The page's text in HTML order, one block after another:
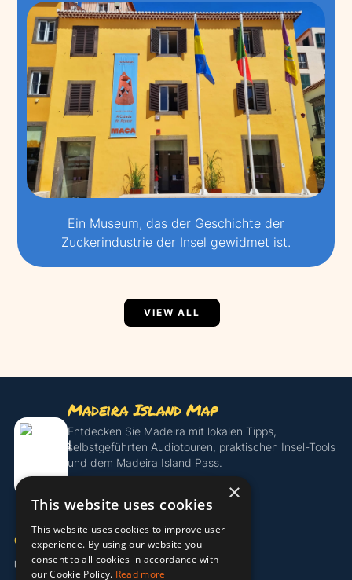
Ein Museum, das der Geschichte der
Zuckerindustrie der Insel gewidmet ist.
VIEW ALL
Madeira Island Map
Entdecken Sie Madeira mit lokalen Tipps,
selbstgeführten Audiotouren, praktischen Insel-Tools
und dem Madeira Island Pass.
Island Pass entdecken
UNTERNEHMEN
Über uns
×
This website uses cookies
This website uses cookies to improve user
experience. By using our website you
consent to all cookies in accordance with
our Cookie Policy. Read more